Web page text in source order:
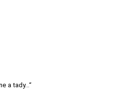
a tady…“